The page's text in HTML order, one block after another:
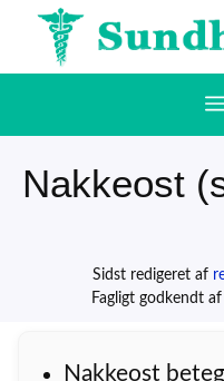
Hop
Nakkeost
Sidst redigeret af
Fagligt godkendt af
Nakkeost